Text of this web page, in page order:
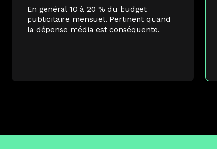
En général 10 à 20 % du budget
publicitaire mensuel. Pertinent quand
la dépense média est conséquente.